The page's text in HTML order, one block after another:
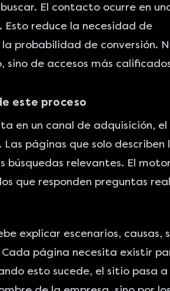
El contacto ocurre en
reduce la necesidad de
probabilidad de conversión.
sino de accesos más
este proceso
en un canal de adquisición,
páginas que solo describen
búsquedas relevantes. El
que responden preguntas
explicar escenarios, causas,
página necesita existir
esto sucede, el sitio pasa a